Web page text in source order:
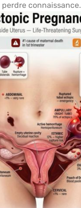
perdre connaissance.